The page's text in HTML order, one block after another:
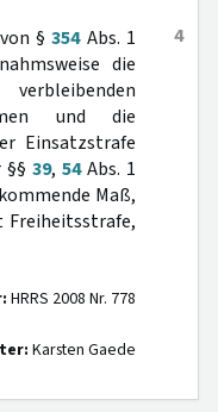
4
§354Abs. 1
die
und die
Einsatzstrafe
§§ 39, 54Abs. 1
Maß,
Freiheitsstrafe,
HRRS 2008 Nr. 778
Karsten Gaede